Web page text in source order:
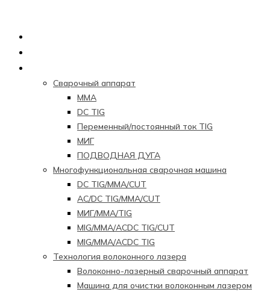
Сварочный аппарат
ММА
DC TIG
Переменный/постоянный ток TIG
МИГ
ПОДВОДНАЯ ДУГА
Многофункциональная сварочная машина
DC TIG/MMA/CUT
AC/DC TIG/MMA/CUT
МИГ/ММА/TIG
MIG/MMA/ACDC TIG/CUT
MIG/MMA/ACDC TIG
Технология волоконного лазера
Волоконно-лазерный сварочный аппарат
Машина для очистки волоконным лазером